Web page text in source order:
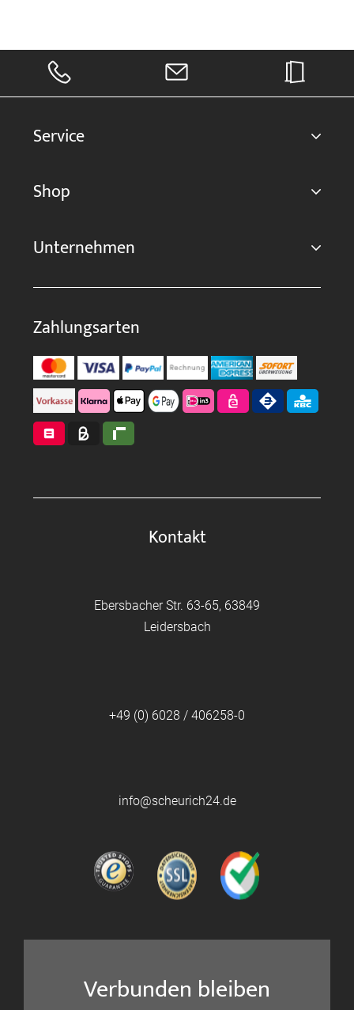
Service
Shop
Unternehmen
Zahlungsarten
Kontakt
Ebersbacher Str. 63-65, 63849
Leidersbach
+49 (0) 6028 / 406258-0
info@scheurich24.de
Verbunden bleiben